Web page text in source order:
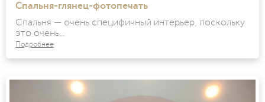
Спальня-глянец-фотопечать
Спальня — очень специфичный интерьер, поскольку
это очень...
Подробнее